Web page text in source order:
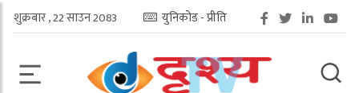
शुक्रबार , 22 साउन 2083 युनिकोड - प्रीति